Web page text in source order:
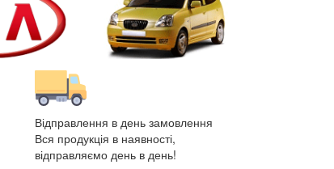
Відправлення в день замовлення
Вся продукція в наявності,
відправляємо день в день!